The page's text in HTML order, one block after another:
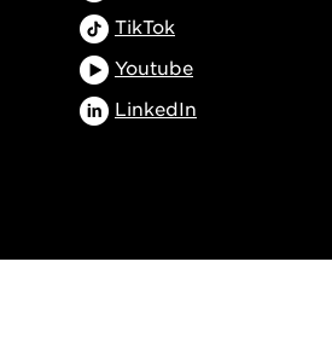
TikTok
Youtube
LinkedIn